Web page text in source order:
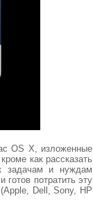
OS X, изложенные
как рассказать
задачам и нуждам
готов потратить эту
Dell, Sony, HP